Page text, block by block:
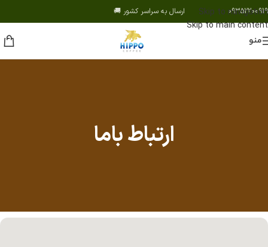
Skip to navigation
Skip to main content
09352200919 ارسال به سراسر کشور 🚚
منو
ارتباط باما